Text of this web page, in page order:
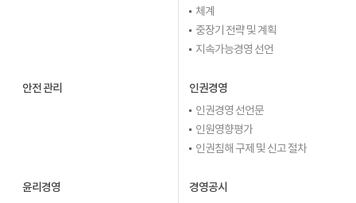
체계
중장기 전략 및 계획
지속가능경영 선언
안전 관리 인권경영
인권경영 선언문
인원영향평가
인권침해 구제 및 신고 절차
윤리경영 경영공시